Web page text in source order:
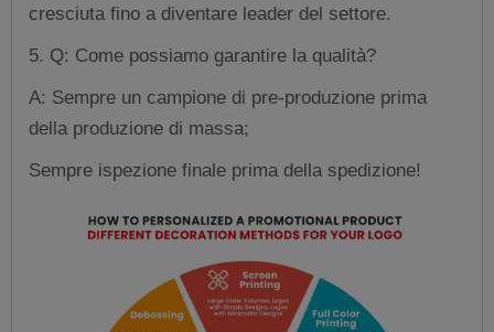
cresciuta fino a diventare leader del settore.
5. Q: Come possiamo garantire la qualità?
A: Sempre un campione di pre-produzione prima
della produzione di massa;
Sempre ispezione finale prima della spedizione!